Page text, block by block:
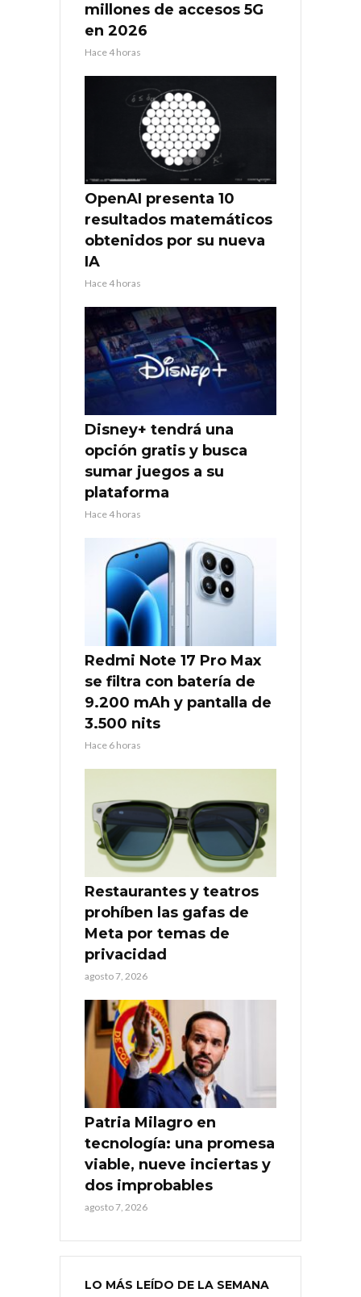
millones de accesos 5G
en 2026
Hace 4 horas
OpenAI presenta 10
resultados matemáticos
obtenidos por su nueva
IA
Hace 4 horas
Disney+ tendrá una
opción gratis y busca
sumar juegos a su
plataforma
Hace 4 horas
Redmi Note 17 Pro Max
se filtra con batería de
9.200 mAh y pantalla de
3.500 nits
Hace 6 horas
Restaurantes y teatros
prohíben las gafas de
Meta por temas de
privacidad
agosto 7, 2026
Patria Milagro en
tecnología: una promesa
viable, nueve inciertas y
dos improbables
agosto 7, 2026
LO MÁS LEÍDO DE LA SEMANA